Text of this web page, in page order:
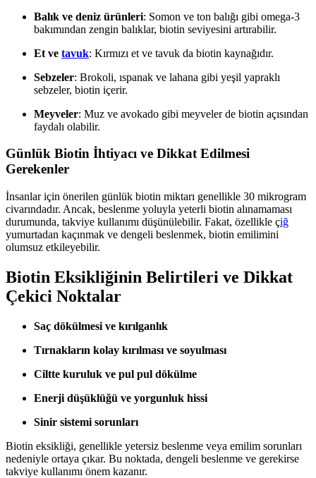
Balık ve deniz ürünleri: Somon ve ton balığı gibi omega-3
bakımından zengin balıklar, biotin seviyesini artırabilir.
Et ve tavuk: Kırmızı et ve tavuk da biotin kaynağıdır.
Sebzeler: Brokoli, ıspanak ve lahana gibi yeşil yapraklı
sebzeler, biotin içerir.
Meyveler: Muz ve avokado gibi meyveler de biotin açısından
faydalı olabilir.
Günlük Biotin İhtiyacı ve Dikkat Edilmesi
Gerekenler
İnsanlar için önerilen günlük biotin miktarı genellikle 30 mikrogram
civarındadır. Ancak, beslenme yoluyla yeterli biotin alınamaması
durumunda, takviye kullanımı düşünülebilir. Fakat, özellikle çiğ
yumurtadan kaçınmak ve dengeli beslenmek, biotin emilimini
olumsuz etkileyebilir.
Biotin Eksikliğinin Belirtileri ve Dikkat
Çekici Noktalar
Saç dökülmesi ve kırılganlık
Tırnakların kolay kırılması ve soyulması
Ciltte kuruluk ve pul pul dökülme
Enerji düşüklüğü ve yorgunluk hissi
Sinir sistemi sorunları
Biotin eksikliği, genellikle yetersiz beslenme veya emilim sorunları
nedeniyle ortaya çıkar. Bu noktada, dengeli beslenme ve gerekirse
takviye kullanımı önem kazanır.